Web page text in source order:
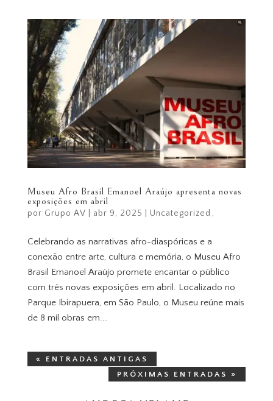
Museu Afro Brasil Emanoel Araújo apresenta novas
exposições em abril
por Grupo AV abr 9, 2025 Uncategorized
Celebrando as narrativas afro-diaspóricas e a
conexão entre arte, cultura e memória, o Museu Afro
Brasil Emanoel Araújo promete encantar o público
com três novas exposições em abril. Localizado no
Parque Ibirapuera, em São Paulo, o Museu reúne mais
de 8 mil obras em...
« ENTRADAS ANTIGAS
PRÓXIMAS ENTRADAS »